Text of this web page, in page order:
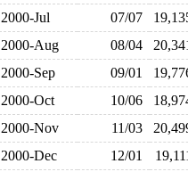
2000-Jul
07/07
2000-Aug
08/04
2000-Sep
09/01
2000-Oct
10/06
2000-Nov
11/03
2000-Dec
12/01